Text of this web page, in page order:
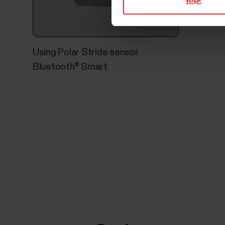
Using Polar Stride sensor
Bluetooth® Smart